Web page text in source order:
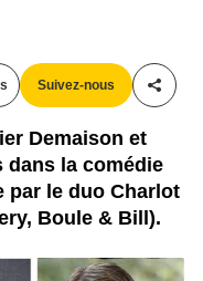
Suivez-nous
Demaison et
dans la comédie
par le duo Charlot
Boule & Bill).